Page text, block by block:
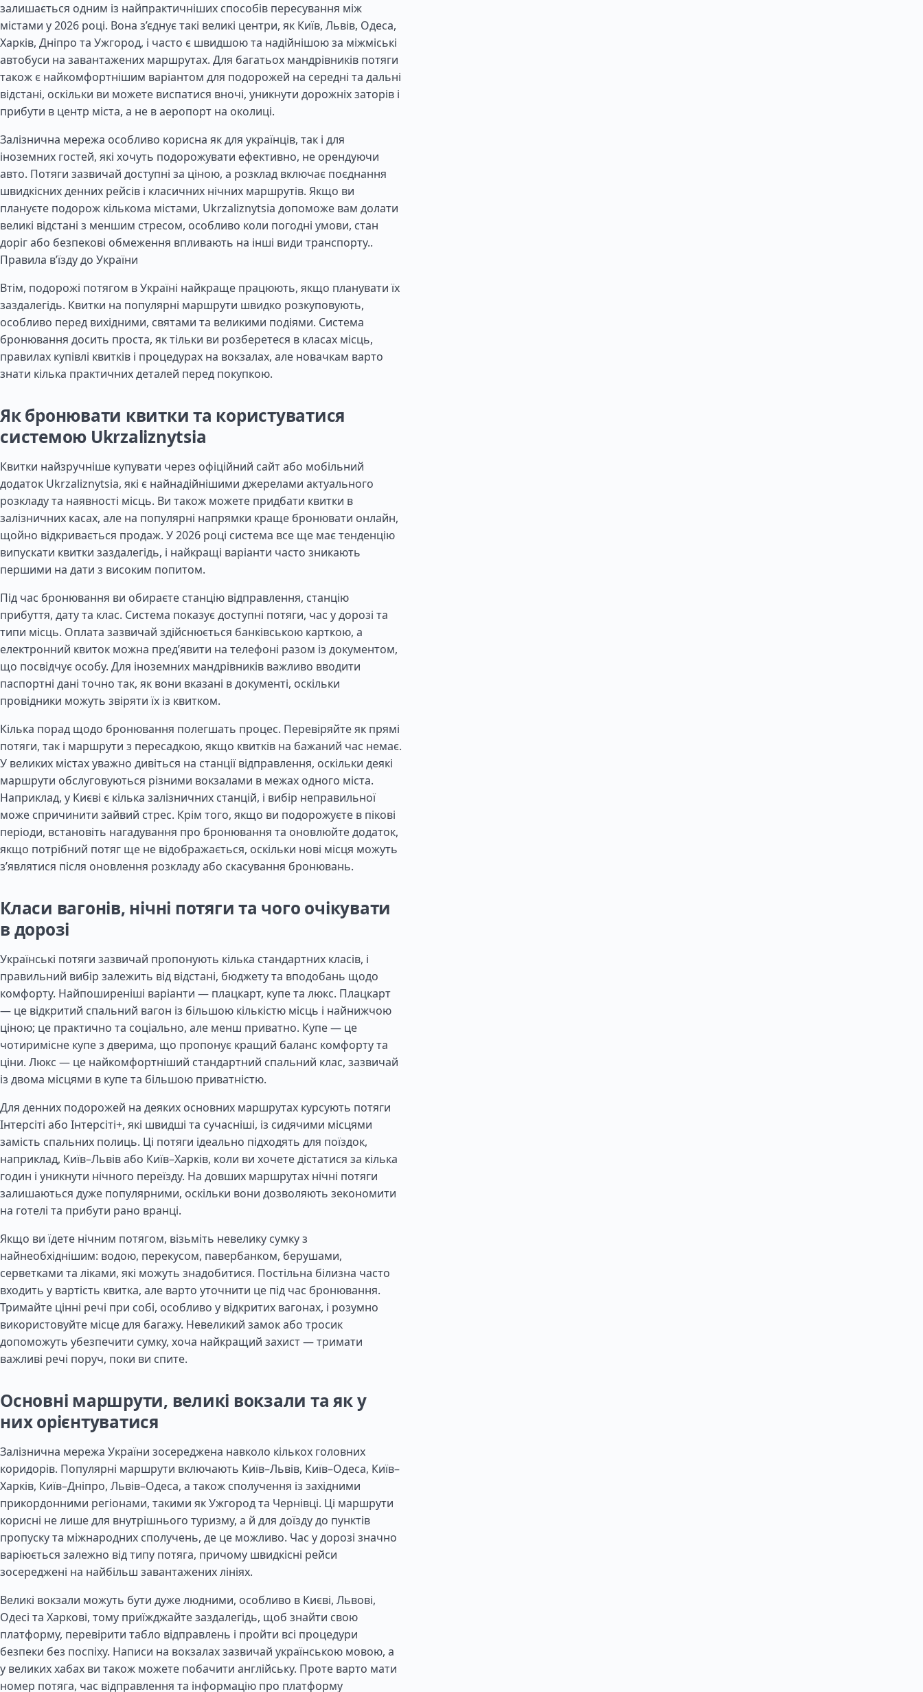
залишається одним із найпрактичніших способів пересування між
містами у 2026 році. Вона з’єднує такі великі центри, як Київ, Львів, Одеса,
Харків, Дніпро та Ужгород, і часто є швидшою та надійнішою за міжміські
автобуси на завантажених маршрутах. Для багатьох мандрівників потяги
також є найкомфортнішим варіантом для подорожей на середні та дальні
відстані, оскільки ви можете виспатися вночі, уникнути дорожніх заторів і
прибути в центр міста, а не в аеропорт на околиці.
Залізнична мережа особливо корисна як для українців, так і для
іноземних гостей, які хочуть подорожувати ефективно, не орендуючи
авто. Потяги зазвичай доступні за ціною, а розклад включає поєднання
швидкісних денних рейсів і класичних нічних маршрутів. Якщо ви
плануєте подорож кількома містами, Ukrzaliznytsia допоможе вам долати
великі відстані з меншим стресом, особливо коли погодні умови, стан
доріг або безпекові обмеження впливають на інші види транспорту..
Правила в’їзду до України
Втім, подорожі потягом в Україні найкраще працюють, якщо планувати їх
заздалегідь. Квитки на популярні маршрути швидко розкуповують,
особливо перед вихідними, святами та великими подіями. Система
бронювання досить проста, як тільки ви розберетеся в класах місць,
правилах купівлі квитків і процедурах на вокзалах, але новачкам варто
знати кілька практичних деталей перед покупкою.
Як бронювати квитки та користуватися
системою Ukrzaliznytsia
Квитки найзручніше купувати через офіційний сайт або мобільний
додаток Ukrzaliznytsia, які є найнадійнішими джерелами актуального
розкладу та наявності місць. Ви також можете придбати квитки в
залізничних касах, але на популярні напрямки краще бронювати онлайн,
щойно відкривається продаж. У 2026 році система все ще має тенденцію
випускати квитки заздалегідь, і найкращі варіанти часто зникають
першими на дати з високим попитом.
Під час бронювання ви обираєте станцію відправлення, станцію
прибуття, дату та клас. Система показує доступні потяги, час у дорозі та
типи місць. Оплата зазвичай здійснюється банківською карткою, а
електронний квиток можна пред’явити на телефоні разом із документом,
що посвідчує особу. Для іноземних мандрівників важливо вводити
паспортні дані точно так, як вони вказані в документі, оскільки
провідники можуть звіряти їх із квитком.
Кілька порад щодо бронювання полегшать процес. Перевіряйте як прямі
потяги, так і маршрути з пересадкою, якщо квитків на бажаний час немає.
У великих містах уважно дивіться на станції відправлення, оскільки деякі
маршрути обслуговуються різними вокзалами в межах одного міста.
Наприклад, у Києві є кілька залізничних станцій, і вибір неправильної
може спричинити зайвий стрес. Крім того, якщо ви подорожуєте в пікові
періоди, встановіть нагадування про бронювання та оновлюйте додаток,
якщо потрібний потяг ще не відображається, оскільки нові місця можуть
з’являтися після оновлення розкладу або скасування бронювань.
Класи вагонів, нічні потяги та чого очікувати
в дорозі
Українські потяги зазвичай пропонують кілька стандартних класів, і
правильний вибір залежить від відстані, бюджету та вподобань щодо
комфорту. Найпоширеніші варіанти — плацкарт, купе та люкс. Плацкарт
— це відкритий спальний вагон із більшою кількістю місць і найнижчою
ціною; це практично та соціально, але менш приватно. Купе — це
чотиримісне купе з дверима, що пропонує кращий баланс комфорту та
ціни. Люкс — це найкомфортніший стандартний спальний клас, зазвичай
із двома місцями в купе та більшою приватністю.
Для денних подорожей на деяких основних маршрутах курсують потяги
Інтерсіті або Інтерсіті+, які швидші та сучасніші, із сидячими місцями
замість спальних полиць. Ці потяги ідеально підходять для поїздок,
наприклад, Київ–Львів або Київ–Харків, коли ви хочете дістатися за кілька
годин і уникнути нічного переїзду. На довших маршрутах нічні потяги
залишаються дуже популярними, оскільки вони дозволяють зекономити
на готелі та прибути рано вранці.
Якщо ви їдете нічним потягом, візьміть невелику сумку з
найнеобхіднішим: водою, перекусом, павербанком, берушами,
серветками та ліками, які можуть знадобитися. Постільна білизна часто
входить у вартість квитка, але варто уточнити це під час бронювання.
Тримайте цінні речі при собі, особливо у відкритих вагонах, і розумно
використовуйте місце для багажу. Невеликий замок або тросик
допоможуть убезпечити сумку, хоча найкращий захист — тримати
важливі речі поруч, поки ви спите.
Основні маршрути, великі вокзали та як у
них орієнтуватися
Залізнична мережа України зосереджена навколо кількох головних
коридорів. Популярні маршрути включають Київ–Львів, Київ–Одеса, Київ–
Харків, Київ–Дніпро, Львів–Одеса, а також сполучення із західними
прикордонними регіонами, такими як Ужгород та Чернівці. Ці маршрути
корисні не лише для внутрішнього туризму, а й для доїзду до пунктів
пропуску та міжнародних сполучень, де це можливо. Час у дорозі значно
варіюється залежно від типу потяга, причому швидкісні рейси
зосереджені на найбільш завантажених лініях.
Великі вокзали можуть бути дуже людними, особливо в Києві, Львові,
Одесі та Харкові, тому приїжджайте заздалегідь, щоб знайти свою
платформу, перевірити табло відправлень і пройти всі процедури
безпеки без поспіху. Написи на вокзалах зазвичай українською мовою, а
у великих хабах ви також можете побачити англійську. Проте варто мати
номер потяга, час відправлення та інформацію про платформу